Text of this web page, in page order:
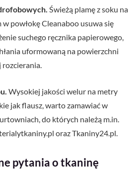
Świeżą plamę z soku na
powłokę Cleanaboo usuwa się
suchego ręcznika papierowego,
uformowaną na powierzchni
rozcierania.
Wysokiej jakości welur na metry
jak flausz, warto zamawiać w
do których należą m.in.
oraz Tkaniny24.pl.
pytania o tkaninę